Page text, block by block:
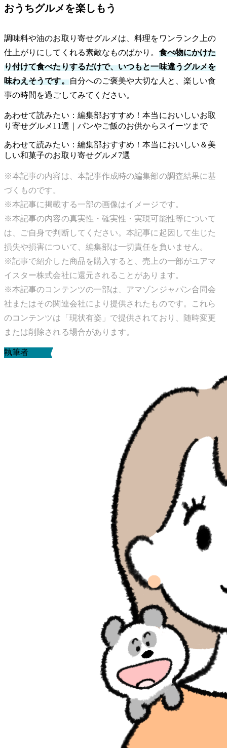
おうちグルメを楽しもう
調味料や油のお取り寄せグルメは、料理をワンランク上の
仕上がりにしてくれる素敵なものばかり。 食べ物にかけた
り付けて食べたりするだけで、いつもと一味違うグルメを
味わえそうです。自分へのご褒美や大切な人と、楽しい食
事の時間を過ごしてみてください。
あわせて読みたい：編集部おすすめ！本当においしいお取
り寄せグルメ11選｜パンやご飯のお供からスイーツまで
あわせて読みたい：編集部おすすめ！本当においしい＆美
しい和菓子のお取り寄せグルメ7選
※本記事の内容は、本記事作成時の編集部の調査結果に基
づくものです。
※本記事に掲載する一部の画像はイメージです。
※本記事の内容の真実性・確実性・実現可能性等について
は、ご自身で判断してください。本記事に起因して生じた
損失や損害について、編集部は一切責任を負いません。
※記事で紹介した商品を購入すると、売上の一部がユアマ
イスター株式会社に還元されることがあります。
※本記事のコンテンツの一部は、アマゾンジャパン合同会
社またはその関連会社により提供されたものです。これら
のコンテンツは「現状有姿」で提供されており、随時変更
または削除される場合があります。
執筆者